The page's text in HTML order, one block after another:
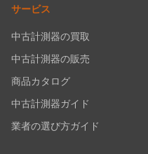
サービス
中古計測器の買取
中古計測器の販売
商品カタログ
中古計測器ガイド
業者の選び方ガイド